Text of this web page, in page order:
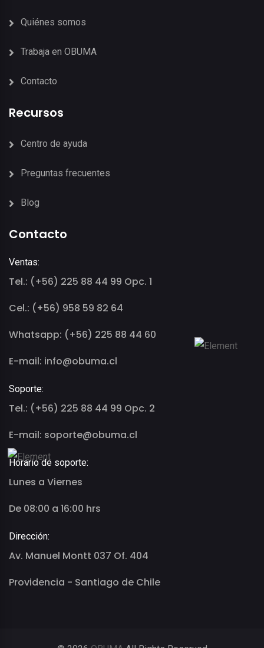
Quiénes somos
Trabaja en OBUMA
Contacto
Recursos
Centro de ayuda
Preguntas frecuentes
Blog
Contacto
Ventas:
Tel.: (+56) 225 88 44 99 Opc. 1
Cel.: (+56) 958 59 82 64
Whatsapp: (+56) 225 88 44 60
E-mail: info@obuma.cl
Soporte:
Tel.: (+56) 225 88 44 99 Opc. 2
E-mail: soporte@obuma.cl
Horario de soporte:
Lunes a Viernes
De 08:00 a 16:00 hrs
Dirección:
Av. Manuel Montt 037 Of. 404
Providencia - Santiago de Chile